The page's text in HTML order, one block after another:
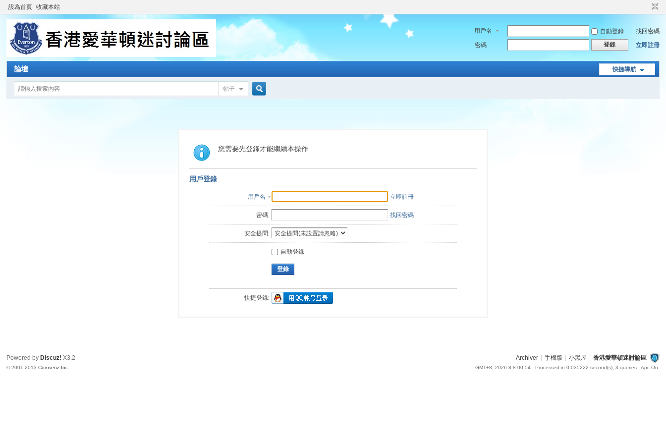
設為首頁 收藏本站
用戶名 自動登錄
找回密碼
密碼
登錄 立即註冊
快捷導航
論壇
帖子
索
您需要先登錄才能繼續本操作
用戶登錄
用戶名 立即註冊
密碼: 找回密碼
安全提問:
自動登錄
登錄
快捷登錄:
Archiver 手機版 小黑屋 香港愛華頓迷討論區
GMT+8, 2026-8-8 00:54, Processed in 0.035222 second(s), 3 queries , Apc On.
Powered by Discuz! X3.2
© 2001-2013Comsenz Inc.